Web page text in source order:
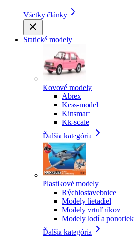
Všetky články
Statické modely
Kovové modely
Abrex
Kess-model
Kinsmart
Kk-scale
Ďalšia kategória
Plastikové modely
Rýchlostavebnice
Modely lietadiel
Modely vrtuľníkov
Modely lodí a ponoriek
Ďalšia kategória